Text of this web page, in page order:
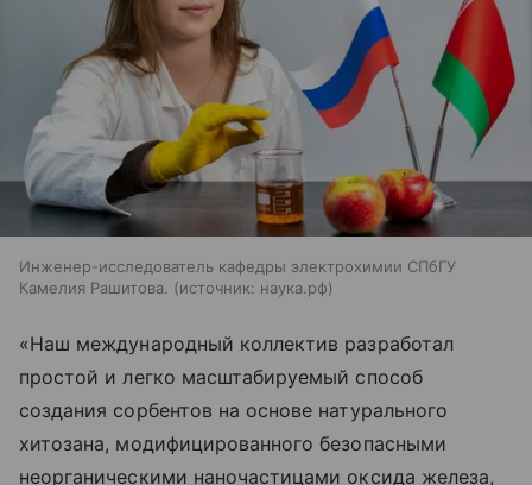
Инженер-исследователь кафедры электрохимии СПбГУ
Камелия Рашитова.
источник: наука.рф
«Наш международный коллектив разработал
простой и легко масштабируемый способ
создания сорбентов на основе натурального
хитозана, модифицированного безопасными
неорганическими наночастицами оксида железа,